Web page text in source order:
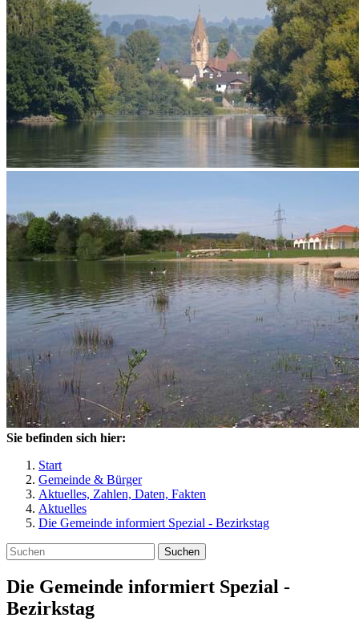
Sie befinden sich hier:
Start
Gemeinde & Bürger
Aktuelles, Zahlen, Daten, Fakten
Aktuelles
Die Gemeinde informiert Spezial - Bezirkstag
Suchen
Die Gemeinde informiert Spezial -
Bezirkstag